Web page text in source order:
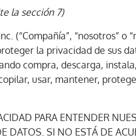
la sección 7)
(“Compañía”, “nosotros”
la privacidad de sus
compra, descarga,
usar, mantener,
PARA ENTENDER
DATOS. SI NO ESTÁ DE